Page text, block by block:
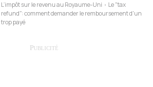
L’impôt sur le revenu au Royaume-Uni
Le "tax
refund": comment demander le remboursement d'un
trop payé